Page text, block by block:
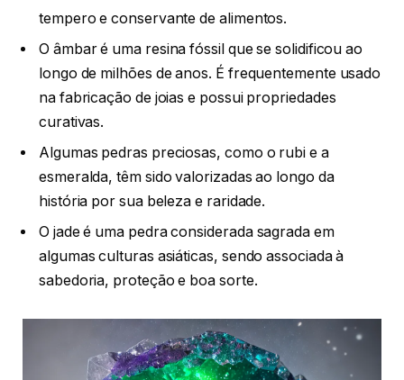
tempero e conservante de alimentos.
O âmbar é uma resina fóssil que se solidificou ao
longo de milhões de anos. É frequentemente usado
na fabricação de joias e possui propriedades
curativas.
Algumas pedras preciosas, como o rubi e a
esmeralda, têm sido valorizadas ao longo da
história por sua beleza e raridade.
O jade é uma pedra considerada sagrada em
algumas culturas asiáticas, sendo associada à
sabedoria, proteção e boa sorte.